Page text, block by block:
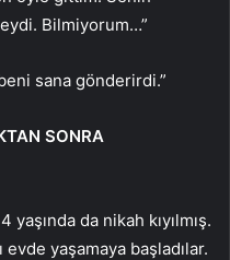
Bilmiyorum…”
sana gönderirdi.”
SONRA
yaşında da nikah kıyılmış.
yaşamaya başladılar.